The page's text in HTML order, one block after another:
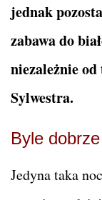
jednak
zabawa do
niezależnie
Sylwestra.
Byle
Jedyna taka